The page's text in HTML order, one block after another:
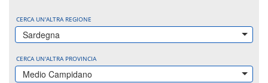
CERCA UN'ALTRA REGIONE
Sardegna
CERCA UN'ALTRA PROVINCIA
Medio Campidano